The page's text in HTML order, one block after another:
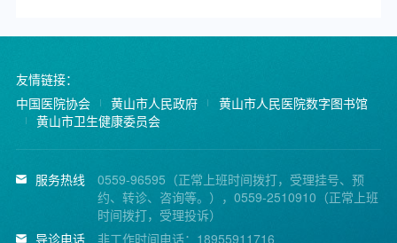
友情链接：
中国医院协会
黄山市人民政府
黄山市人民医院数字图书馆
黄山市卫生健康委员会
服务热线
0559-96595（正常上班时间拨打，受理挂号、预
约、转诊、咨询等。），0559-2510910（正常上班
时间拨打，受理投诉）
导诊电话
非工作时间电话：18955911716